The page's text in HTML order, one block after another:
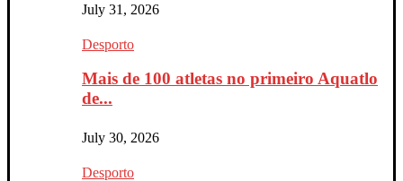
July 31, 2026
Desporto
Mais de 100 atletas no primeiro Aquatlo
de...
July 30, 2026
Desporto